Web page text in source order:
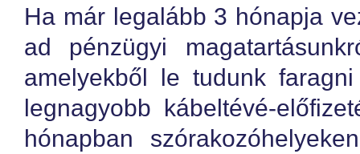
Ha már legalább 3 hónapja
ad pénzügyi
amelyekből le tudunk
legnagyobb kábeltévé-
hónapban